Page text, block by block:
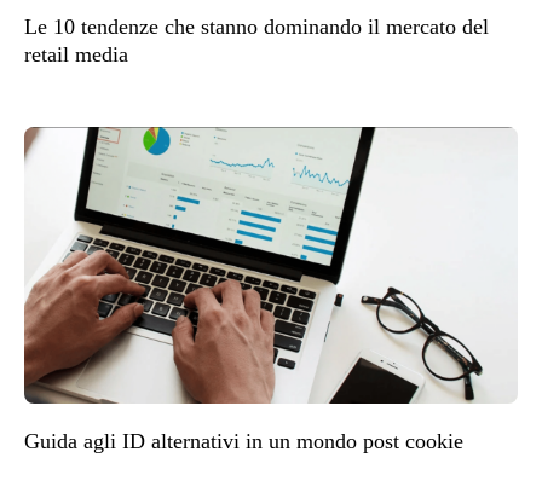
Le 10 tendenze che stanno dominando il mercato del
retail media
Guida agli ID alternativi in un mondo post cookie